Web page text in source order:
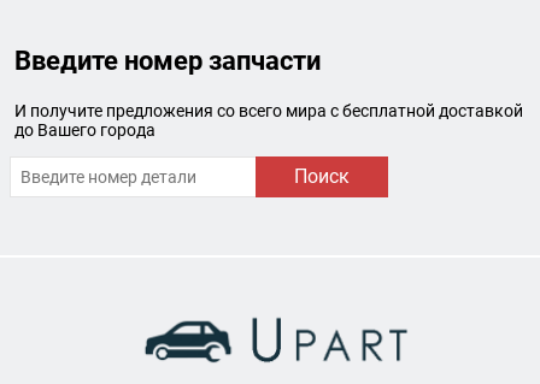
Введите номер запчасти
И получите предложения со всего мира с бесплатной доставкой
до Вашего города
Поиск